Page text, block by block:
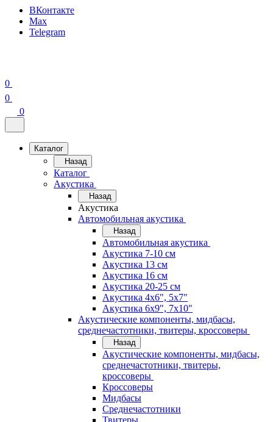
ВКонтакте
Max
Telegram
0
0
0
Каталог
Назад
Каталог
Акустика
Назад
Акустика
Автомобильная акустика
Назад
Автомобильная акустика
Акустика 7-10 см
Акустика 13 см
Акустика 16 см
Акустика 20-25 см
Акустика 4х6", 5х7"
Акустика 6х9", 7х10"
Акустические компоненты, мидбасы,
среднечастотники, твитеры, кроссоверы
Назад
Акустические компоненты, мидбасы,
среднечастотники, твитеры,
кроссоверы
Кроссоверы
Мидбасы
Среднечастотники
Твитеры